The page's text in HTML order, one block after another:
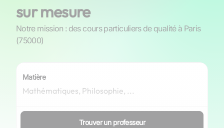
sur mesure
Notre mission : des cours particuliers de qualité à Paris
(75000)
Matière
Trouver un professeur